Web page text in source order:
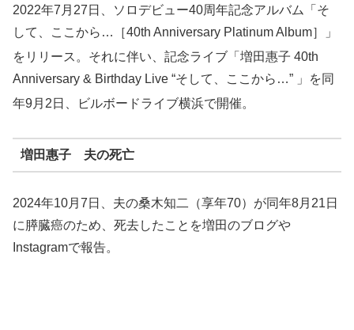
2022年7月27日、ソロデビュー40周年記念アルバム「そ
して、ここから…［40th Anniversary Platinum Album］」
をリリース 。それに伴い、記念ライブ「増田惠子 40th
Anniversary & Birthday Live “そして、ここから…” 」を同
年9月2日、ビルボードライブ横浜で開催。
増田惠子 夫の死亡
2024年10月7日、夫の桑木知二（享年70）が同年8月21日
に膵臓癌のため、死去したことを増田のブログや
Instagramで報告。